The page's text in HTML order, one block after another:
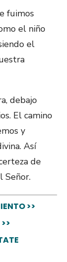
fuimos
el niño
el
debajo
El camino
y
Así
de
Señor.
>>